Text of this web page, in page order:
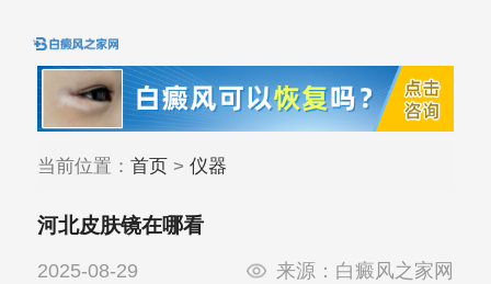
当前位置： 首页> 仪器
河北皮肤镜在哪看
2025-08-29 来源： 白癜风之家网